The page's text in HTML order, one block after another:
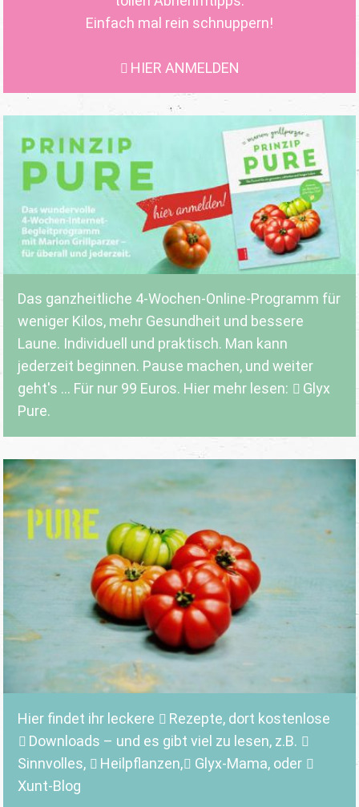
Einfach mal rein schnuppern!
HIER ANMELDEN
Das ganzheitliche 4-Wochen-Online-Programm für
weniger Kilos, mehr Gesundheit und bessere
Laune. Individuell und praktisch. Man kann
jederzeit beginnen. Pause machen, und weiter
geht's ... Für nur 99 Euros. Hier mehr lesen:
Glyx
Pure.
Hier findet ihr leckere Rezepte, dort kostenlose
Downloads – und es gibt viel zu lesen, z.B.
Sinnvolles, Heilpflanzen, Glyx-Mama,oder
Xunt-Blog